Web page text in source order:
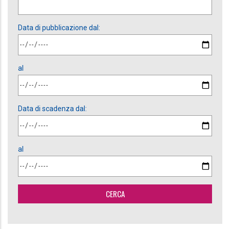
Data di pubblicazione dal:
al
Data di scadenza dal:
al